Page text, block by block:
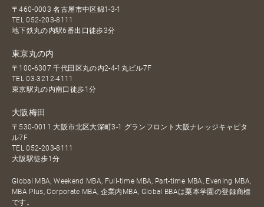
〒460-0003 名古屋市中区錦1-3-1
TEL052-203-8111
地下鉄丸の内駅6番出口徒歩3分
東京丸の内
〒100-6307 千代田区丸の内2-4-1丸ビル7F
TEL03-3212-4111
東京駅丸の内南口徒歩1分
大阪梅田
〒530-0011 大阪市北区大深町3-1 グランフロント大阪ナレッジキャピタ
ル7F
TEL052-203-8111
大阪駅徒歩1分
Global MBA, Weekend MBA, Full-time MBA, Part-time MBA, Evening MBA,
MBA Plus, Corporate MBA, 企業内MBA, Global BBAは栗本学園の登録商標
です。